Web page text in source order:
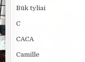
Būk tyliai
C
CACA
Camille